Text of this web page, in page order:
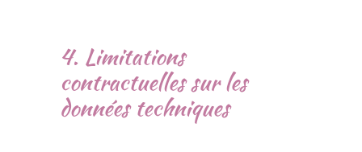
4. Limitations
contractuelles sur les
données techniques